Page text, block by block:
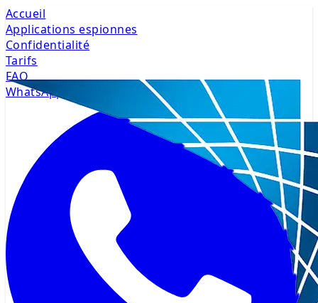
Accueil
Applications espionnes
Confidentialité
Tarifs
FAQ
WhatsApp